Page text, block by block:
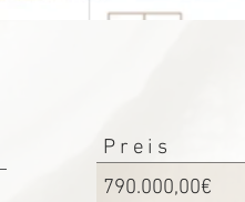
Preis
790.000,00€